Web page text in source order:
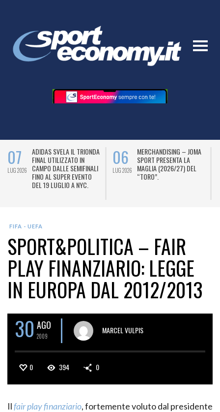
07
LUG 2026
ADIDAS SVELA IL TRIONDA
FINAL UTILIZZATO IN
CAMPO DALLE SEMIFINALI
FINO AL SUPER EVENTO
DEL 19 LUGLIO A NYC.
06
LUG 2026
MERCHANDISING – JOMA
SPORT PRESENTA LA
MAGLIA (2026/27) DEL
“TORO”.
FIFA - UEFA
SPORT&POLITICA – FAIR
PLAY FINANZIARIO: LEGGE
IN EUROPA DAL 2012/2013
30 AGO
2009
MARCEL VULPIS
0 394 0
Ilfair play finanziario, fortemente voluto dal presidente